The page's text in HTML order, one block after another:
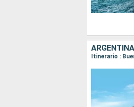
Itinerario :